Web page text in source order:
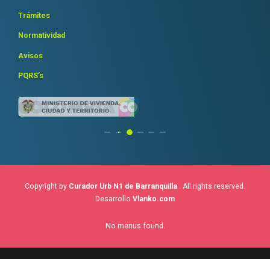
Trámites
Normatividad
Avisos
PQRS’s
Copyright by Curador Urb N1 de Barranquilla . All rights reserved.
Desarrollo Vlanko.com
No menus found.